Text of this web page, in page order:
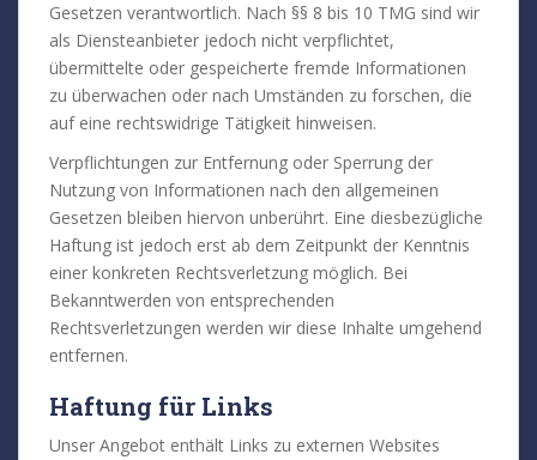
Gesetzen verantwortlich. Nach §§ 8 bis 10 TMG sind wir
als Diensteanbieter jedoch nicht verpflichtet,
übermittelte oder gespeicherte fremde Informationen
zu überwachen oder nach Umständen zu forschen, die
auf eine rechtswidrige Tätigkeit hinweisen.
Verpflichtungen zur Entfernung oder Sperrung der
Nutzung von Informationen nach den allgemeinen
Gesetzen bleiben hiervon unberührt. Eine diesbezügliche
Haftung ist jedoch erst ab dem Zeitpunkt der Kenntnis
einer konkreten Rechtsverletzung möglich. Bei
Bekanntwerden von entsprechenden
Rechtsverletzungen werden wir diese Inhalte umgehend
entfernen.
Haftung für Links
Unser Angebot enthält Links zu externen Websites